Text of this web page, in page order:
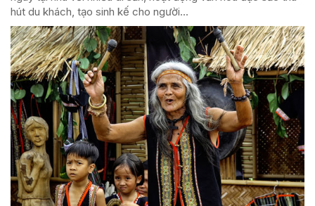
hút du khách, tạo sinh kế cho người...